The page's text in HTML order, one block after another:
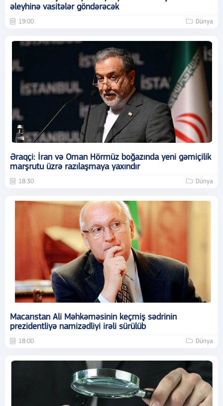
əleyhinə vasitələr göndərəcək
19:00 Dünya
Əraqçi: İran və Oman Hörmüz boğazında yeni gəmiçilik
marşrutu üzrə razılaşmaya yaxındır
18:30 Dünya
Macarıstan Ali Məhkəməsinin keçmiş sədrinin
prezidentliyə namizədliyi irəli sürülüb
18:00 Dünya